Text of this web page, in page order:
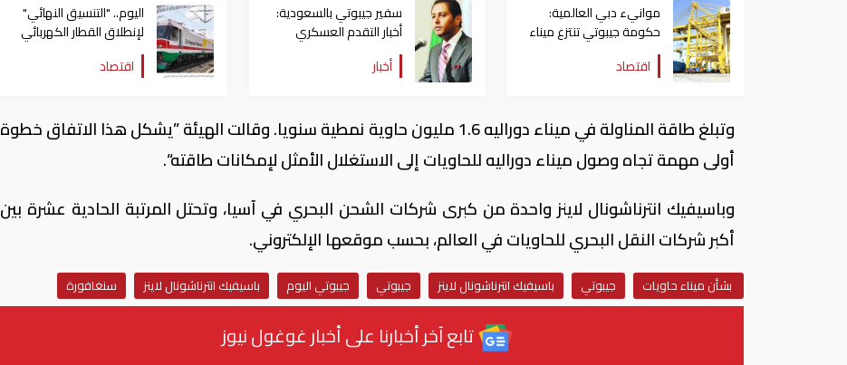
موانيء دبي العالمية:
حكومة جيبوتي تنتزع ميناء
"دوراليه" بشكل غير
قانوني
اقتصاد
سفير جيبوتي بالسعودية:
أخبار التقدم العسكري
للجيش اليمني "مبشرة"
أخبار
اليوم.. "التنسيق النهائي"
لإنطلاق القطار الكهربائي
بين جيبوتي وإثيوبيا
والتنفيذ صيني
اقتصاد
وتبلغ طاقة المناولة في ميناء دوراليه 1.6 مليون حاوية نمطية سنويا. وقالت الهيئة ”يشكل هذا الاتفاق خطوة
أولى مهمة تجاه وصول ميناء دوراليه للحاويات إلى الاستغلال الأمثل لإمكانات طاقته“.
وباسيفيك انترناشونال لاينز واحدة من كبرى شركات الشحن البحري في آسيا، وتحتل المرتبة الحادية عشرة بين
أكبر شركات النقل البحري للحاويات في العالم، بحسب موقعها الإلكتروني.
بشأن ميناء حاويات جيبوتي باسيفيك انترناشونال لاينز جيبوتي جيبوتي اليوم باسيفيك انترناشونال لاينز سنغافورة
تابع آخر أخبارنا على أخبار غوغول نيوز